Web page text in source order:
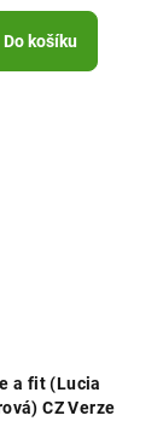
Do košíku
a fit (Lucia
CZ Verze